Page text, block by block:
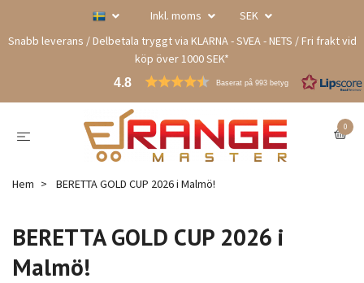
Inkl. moms
SEK
Snabb leverans / Delbetala tryggt via KLARNA - SVEA - NETS / Fri frakt vid
köp över 1000 SEK*
4.8 Baserat på 993 betyg
0
Hem BERETTA GOLD CUP 2026 i Malmö!
BERETTA GOLD CUP 2026 i
Malmö!